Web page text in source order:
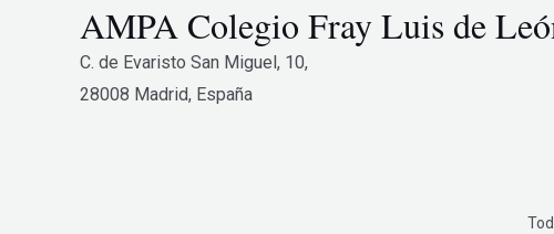
AMPA Colegio Fray Luis de
C. de Evaristo San Miguel, 10,
28008 Madrid, España